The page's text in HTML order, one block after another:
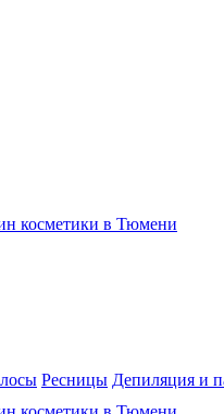
Ресницы Депиляция и